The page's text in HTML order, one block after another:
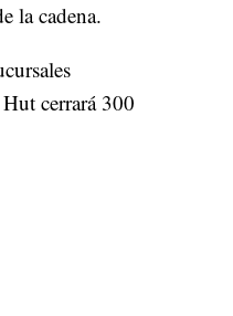
la cadena.
cerrará 300